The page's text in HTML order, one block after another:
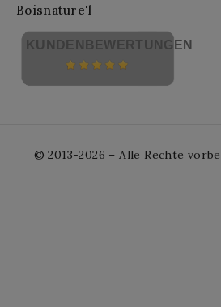
Boisnature'l
KUNDENBEWERTUNGEN
© 2013-2026 – Alle Rechte